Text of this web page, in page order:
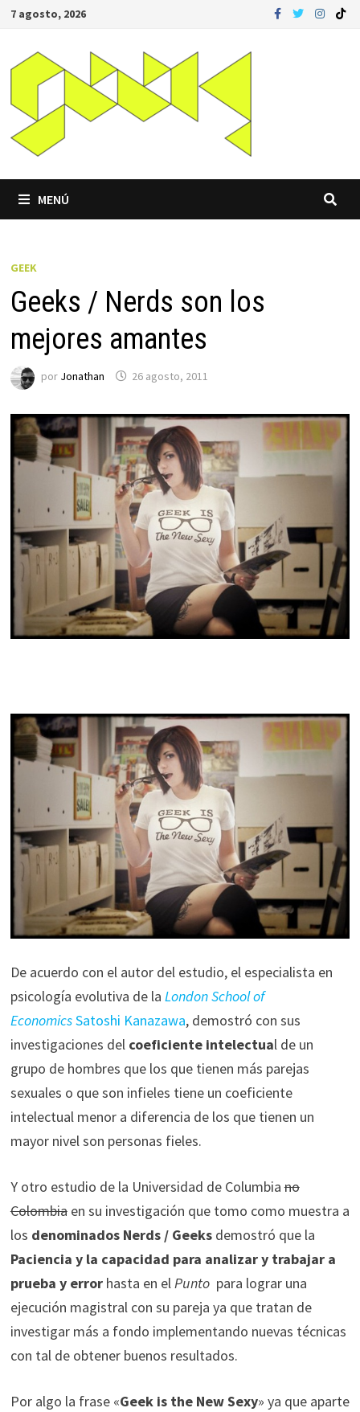
Saltar
contenido
7 agosto, 2026
MENÚ
GEEK
Geeks / Nerds son los
mejores amantes
por Jonathan 26 agosto, 2011
De acuerdo con el autor del estudio, el especialista en
psicología evolutiva de la London School of
EconomicsSatoshi Kanazawa, demostró con sus
investigaciones del coeficiente intelectual de un
grupo de hombres que los que tienen más parejas
sexuales o que son infieles tiene un coeficiente
intelectual menor a diferencia de los que tienen un
mayor nivel son personas fieles.
Y otro estudio de la Universidad de Columbiano
Colombiaen su investigación que tomo como muestra a
los denominados Nerds / Geeksdemostró que la
Paciencia y la capacidad para analizar y trabajar a
prueba y errorhasta en elPunto para lograr una
ejecución magistral con su pareja ya que tratan de
investigar más a fondo implementando nuevas técnicas
con tal de obtener buenos resultados.
Por algo la frase «Geek is the New Sexy» ya que aparte